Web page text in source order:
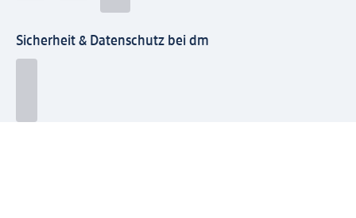
Sicherheit & Datenschutz bei dm